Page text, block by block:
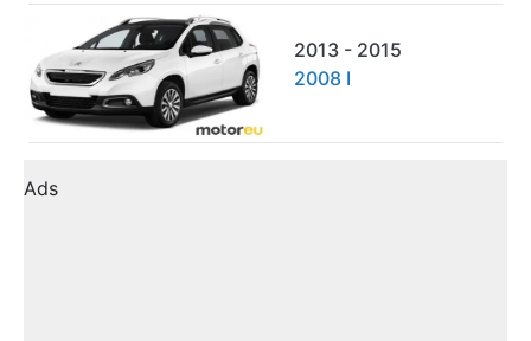
2013 - 2015
2008 I
Ads